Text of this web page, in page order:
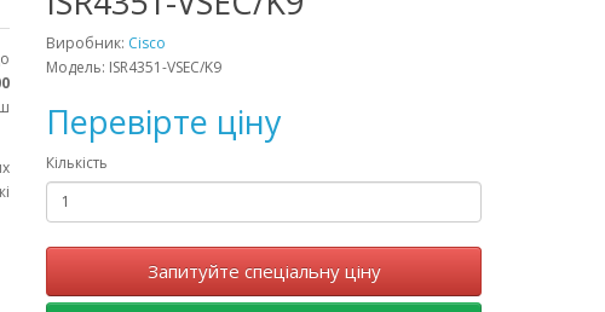
Виробник: Cisco
Модель: ISR4351-VSEC/K9
Перевірте ціну
Кількість
Запитуйте спеціальну ціну